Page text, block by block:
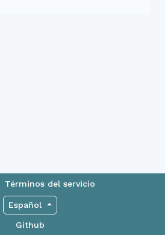
Términos del servicio
Español
Github